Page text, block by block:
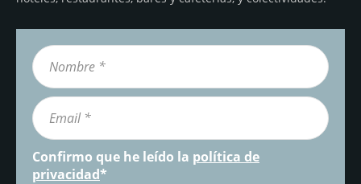
Confirmo que he leído la política de
privacidad*